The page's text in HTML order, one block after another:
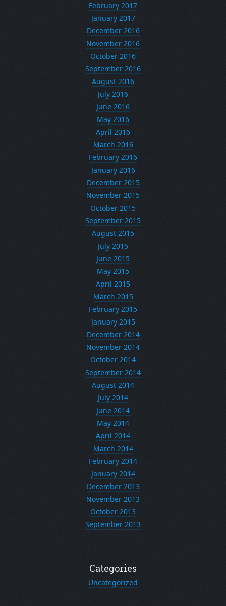
February 2017
January 2017
December 2016
November 2016
October 2016
September 2016
August 2016
July 2016
June 2016
May 2016
April 2016
March 2016
February 2016
January 2016
December 2015
November 2015
October 2015
September 2015
August 2015
July 2015
June 2015
May 2015
April 2015
March 2015
February 2015
January 2015
December 2014
November 2014
October 2014
September 2014
August 2014
July 2014
June 2014
May 2014
April 2014
March 2014
February 2014
January 2014
December 2013
November 2013
October 2013
September 2013
Categories
Uncategorized